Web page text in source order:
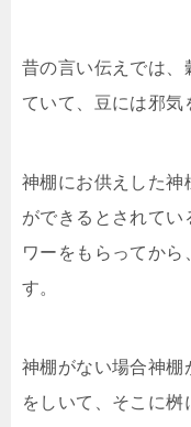
昔の言い伝えでは、
ていて、豆には邪気
神棚にお供えした神
ができるとされて
ワーをもらってから
す。
神棚がない場合神棚
をしいて、そこに